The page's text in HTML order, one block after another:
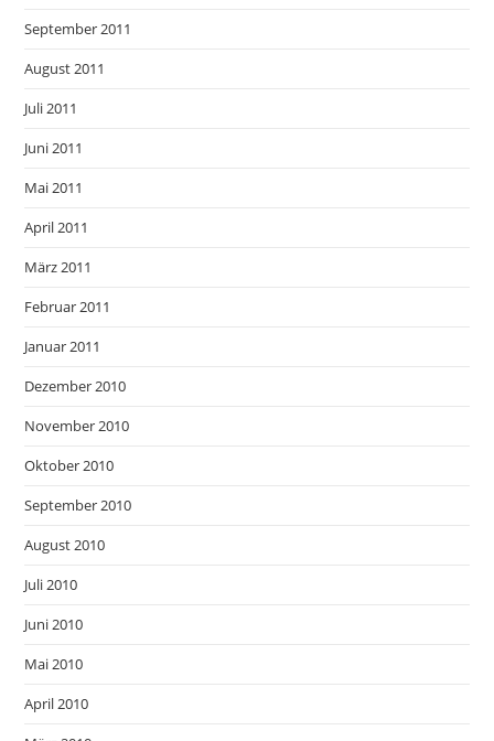
September 2011
August 2011
Juli 2011
Juni 2011
Mai 2011
April 2011
März 2011
Februar 2011
Januar 2011
Dezember 2010
November 2010
Oktober 2010
September 2010
August 2010
Juli 2010
Juni 2010
Mai 2010
April 2010